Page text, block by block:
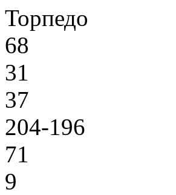
Торпедо
68
31
37
204-196
71
9